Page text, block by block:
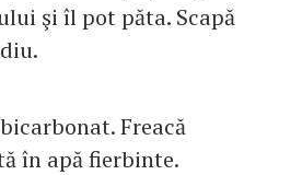
şi îl pot păta. Scapă
Freacă
în apă fierbinte.